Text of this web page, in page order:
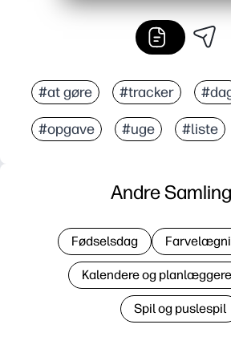
#at gøre #tracker
#opgave #uge #liste
Andre
Fødselsdag
Kalendere og planlæggere
Spil og puslespil